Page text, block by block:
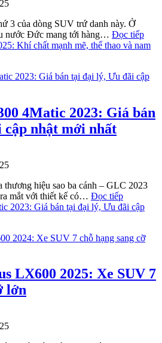
3 của dòng SUV trứ danh này. Ở
nước Đức mang tới hàng… Đọc tiếp
Khí chất mạnh mẽ, thể thao và nam
4Matic 2023: Giá bán
nhật mới nhất
thương hiệu sao ba cánh – GLC 2023
mắt với thiết kế có… Đọc tiếp
2023: Giá bán tại đại lý, Ưu đãi cập
LX600 2025: Xe SUV 7
lớn